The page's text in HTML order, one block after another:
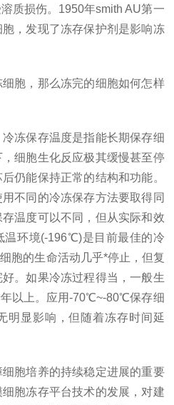
质损伤。1950年smith AU第一
，发现了冻存保护剂是影响冻
胞，那么冻完的细胞如何怎样
冻保存温度是指能长期保存细
细胞生化反应极其缓慢甚至停
仍能保持正常的结构和功能。
不同的冷冻保存方法要取得同
温度可以不同，但从实际和效
温环境(-196℃)是目前最佳的冷
胞的生命活动几乎*停止，但复
。如果冷冻过程得当，一般生
以上。应用-70℃~-80℃保存细
明显影响，但随着冻存时间延
胞培养的持续稳定进展的重要
胞冻存平台技术的发展，对建